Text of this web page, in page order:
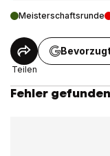
Meisterschaftsrunde
Teilen
Fehler